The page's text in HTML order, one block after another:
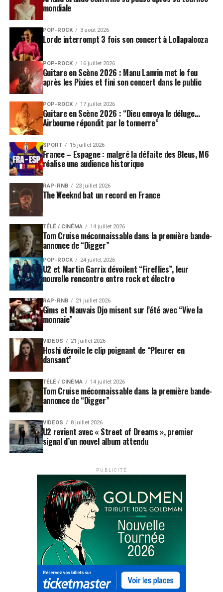
mondiale
POP-ROCK 3 août 2026
Lorde interrompt 3 fois son concert à Lollapalooza
POP-ROCK 16 juillet 2026
Guitare en Scène 2026 : Manu Lanvin met le feu
après les Pixies et fini son concert dans le public
POP-ROCK 17 juillet 2026
Guitare en Scène 2026 : “Dieu envoya le déluge…
Airbourne répondit par le tonnerre”
SPORT 15 juillet 2026
France – Espagne : malgré la défaite des Bleus, M6
réalise une audience historique
RAP-RNB 23 juillet 2026
The Weeknd bat un record en France
TÉLÉ / CINÉMA 14 juillet 2026
Tom Cruise méconnaissable dans la première bande-
annonce de “Digger”
POP-ROCK 24 juillet 2026
U2 et Martin Garrix dévoilent “Fireflies”, leur
nouvelle rencontre entre rock et électro
RAP-RNB 21 juillet 2026
Gims et Mauvais Djo misent sur l’été avec “Vive la
monnaie”
VIDEOS 21 juillet 2026
Hoshi dévoile le clip poignant de “Pleurer en
dansant”
TÉLÉ / CINÉMA 14 juillet 2026
Tom Cruise méconnaissable dans la première bande-
annonce de “Digger”
VIDEOS 8 juillet 2026
U2 revient avec « Street of Dreams », premier
signal d’un nouvel album attendu
PUBLICITÉ